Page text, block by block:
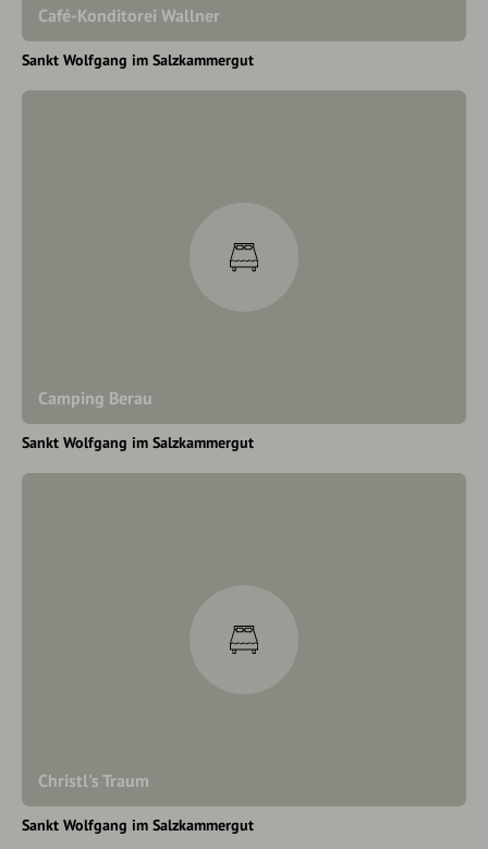
Café-Konditorei Wallner
Sankt Wolfgang im Salzkammergut
Camping Berau
Sankt Wolfgang im Salzkammergut
Christl's Traum
Sankt Wolfgang im Salzkammergut